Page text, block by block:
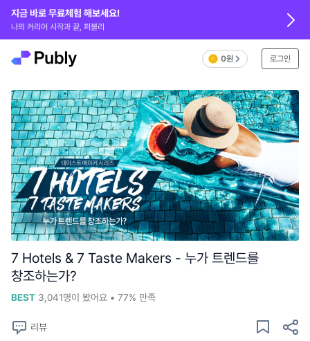
0원 로그인
지금 바로 무료체험 해보세요!
나의 커리어 시작과 끝, 퍼블리
7 Hotels & 7 Taste Makers - 누가 트렌드를
창조하는가?
BEST 3,041명이 봤어요 • 77% 만족
리뷰